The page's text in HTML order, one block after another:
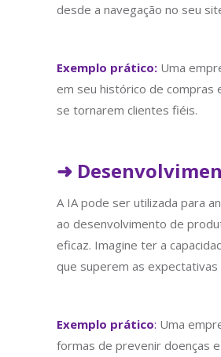
desde a navegação no seu
Exemplo prático: Uma
em seu histórico de compras
se tornarem clientes fiéis.
➜
A IA pode ser utilizada para
ao desenvolvimento de
eficaz. Imagine ter a
que superem as expectativas
Exemplo prático: Uma
formas de prevenir doenças